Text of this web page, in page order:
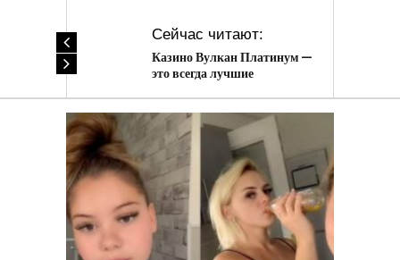
Сейчас читают:
Казино Вулкан Платинум —
это всегда лучшие